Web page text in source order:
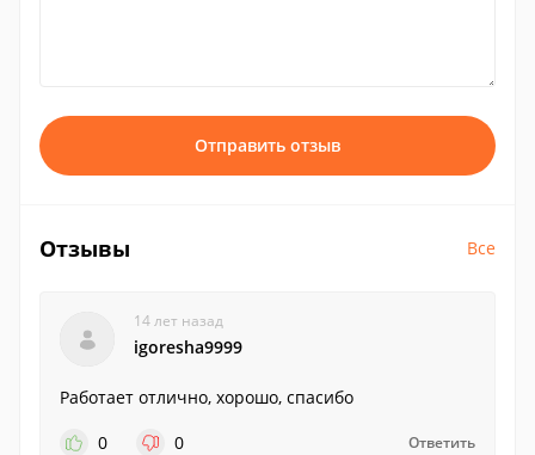
Отправить отзыв
Отзывы Все
14 лет назад
igoresha9999
Работает отлично, хорошо, спасибо
0
0 Ответить